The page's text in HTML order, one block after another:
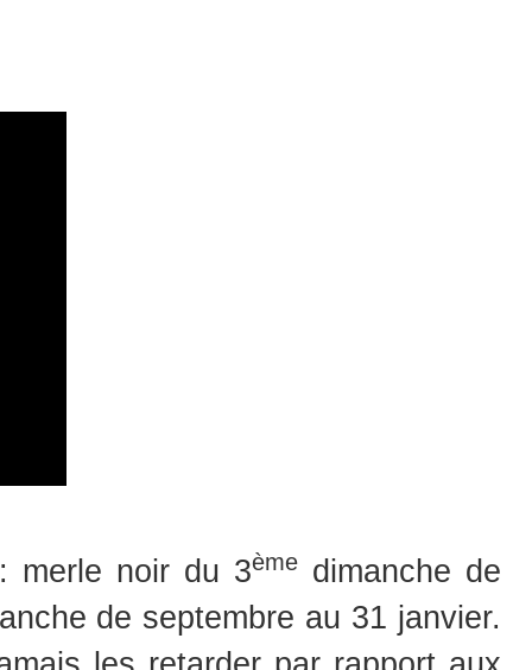
merle noir du 3èmedimanche de
de septembre au 31 janvier.